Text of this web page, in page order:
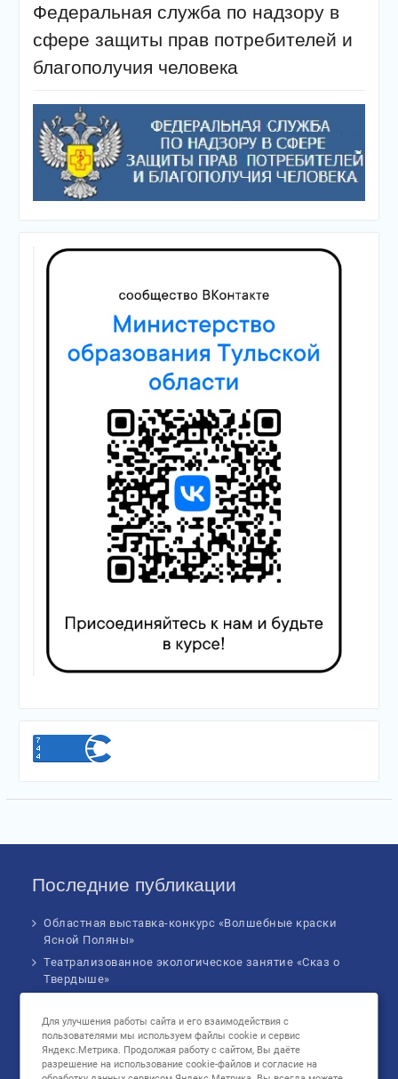
Федеральная служба по надзору в
сфере защиты прав потребителей и
благополучия человека
Последние публикации
Областная выставка-конкурс «Волшебные краски
Ясной Поляны»
Театрализованное экологическое занятие «Сказ о
Твердыше»
форума
Музыкальное бинго!
Познавательное занятие «В сердце России: флаг
Для улучшения работы сайта и его взаимодействия с
пользователями мы используем файлы cookie и сервис
Яндекс.Метрика. Продолжая работу с сайтом, Вы даёте
разрешение на использование cookie-файлов и согласие на